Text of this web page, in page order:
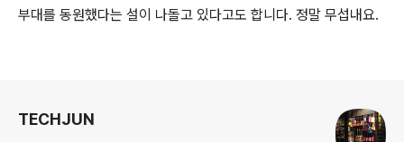
부대를 동원했다는 설이 나돌고 있다고도 합니다. 정말 무섭내요.
TECHJUN